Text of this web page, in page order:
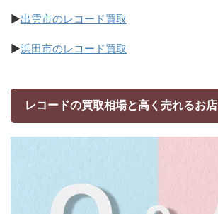
▶出雲市のレコード買取
▶浜田市のレコード買取
レコードの買取相場と高く売れるお店